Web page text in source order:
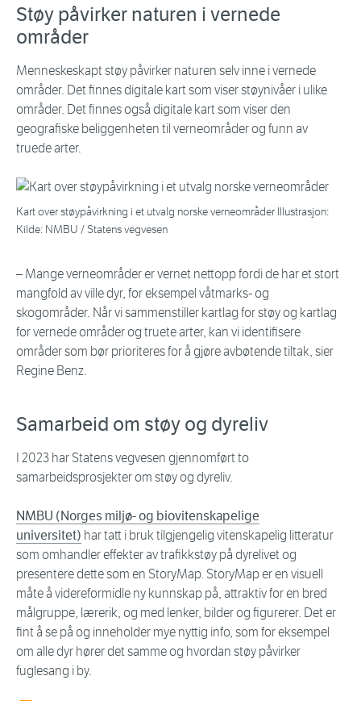
Støy påvirker naturen i vernede
områder
Menneskeskapt støy påvirker naturen selv inne i vernede
områder. Det finnes digitale kart som viser støynivåer i ulike
områder. Det finnes også digitale kart som viser den
geografiske beliggenheten til verneområder og funn av
truede arter.
Kart over støypåvirkning i et utvalg norske verneområder Illustrasjon:
Kilde: NMBU / Statens vegvesen
– Mange verneområder er vernet nettopp fordi de har et stort
mangfold av ville dyr, for eksempel våtmarks- og
skogområder. Når vi sammenstiller kartlag for støy og kartlag
for vernede områder og truete arter, kan vi identifisere
områder som bør prioriteres for å gjøre avbøtende tiltak, sier
Regine Benz.
Samarbeid om støy og dyreliv
I 2023 har Statens vegvesen gjennomført to
samarbeidsprosjekter om støy og dyreliv.
NMBU (Norges miljø- og biovitenskapelige
universitet) har tatt i bruk tilgjengelig vitenskapelig litteratur
som omhandler effekter av trafikkstøy på dyrelivet og
presentere dette som en StoryMap. StoryMap er en visuell
måte å videreformidle ny kunnskap på, attraktiv for en bred
målgruppe, lærerik, og med lenker, bilder og figurerer. Det er
fint å se på og inneholder mye nyttig info, som for eksempel
om alle dyr hører det samme og hvordan støy påvirker
fuglesang i by.